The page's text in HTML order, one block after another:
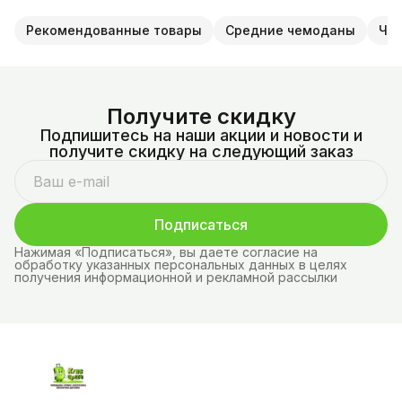
Рекомендованные товары Средние чемоданы
Получите скидку
Подпишитесь на наши акции и новости и
получите скидку на следующий заказ
Подписаться
Нажимая «Подписаться», вы даете согласие на
обработку указанных персональных данных в целях
получения информационной и рекламной рассылки